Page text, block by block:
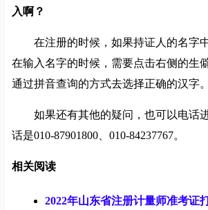
入啊？
在注册的时候，如果持证人的名字
在输入名字的时候，需要点击右侧的生
通过拼音查询的方式去选择正确的汉字。
如果还有其他的疑问，也可以电话
话是010-87901800、010-84237767。
相关阅读
2022年山东省注册计量师准考证